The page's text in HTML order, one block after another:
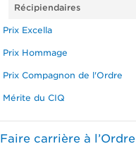
Récipiendaires
Prix Excella
Prix Hommage
Prix Compagnon de l'Ordre
Mérite du CIQ
Faire carrière à l’Ordre